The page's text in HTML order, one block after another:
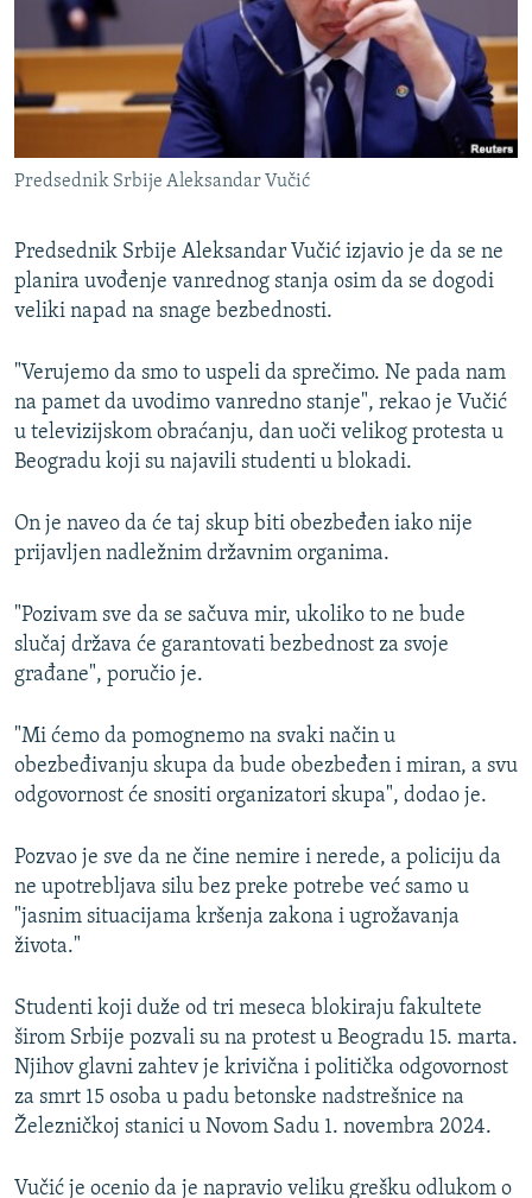
ISPRIČAJ MI
DNEVNO@RSE
SPECIJALI RSE
VIŠE OD NASLOVA
GENOCID U SREBRENICI
POPLAVE I KLIZIŠTA U BIH 2024.
TV LIBERTY
POST SCRIPTUM
MOJA EVROPA
TRI DECENIJE OD RATA U BIH
SVE KARTE DEJTONA
PRATITE NAS
Sve RFE/RL stranice
Predsednik Srbije Aleksandar Vučić
Predsednik Srbije Aleksandar Vučić izjavio je da se ne
planira uvođenje vanrednog stanja osim da se dogodi
veliki napad na snage bezbednosti.
"Verujemo da smo to uspeli da sprečimo. Ne pada nam
na pamet da uvodimo vanredno stanje", rekao je Vučić
u televizijskom obraćanju, dan uoči velikog protesta u
Beogradu koji su najavili studenti u blokadi.
On je naveo da će taj skup biti obezbeđen iako nije
prijavljen nadležnim državnim organima.
"Pozivam sve da se sačuva mir, ukoliko to ne bude
slučaj država će garantovati bezbednost za svoje
građane", poručio je.
"Mi ćemo da pomognemo na svaki način u
obezbeđivanju skupa da bude obezbeđen i miran, a svu
odgovornost će snositi organizatori skupa", dodao je.
Pozvao je sve da ne čine nemire i nerede, a policiju da
ne upotrebljava silu bez preke potrebe već samo u
"jasnim situacijama kršenja zakona i ugrožavanja
života."
Studenti koji duže od tri meseca blokiraju fakultete
širom Srbije pozvali su na protest u Beogradu 15. marta.
Njihov glavni zahtev je krivična i politička odgovornost
za smrt 15 osoba u padu betonske nadstrešnice na
Železničkoj stanici u Novom Sadu 1. novembra 2024.
Vučić je ocenio da je napravio veliku grešku odlukom o